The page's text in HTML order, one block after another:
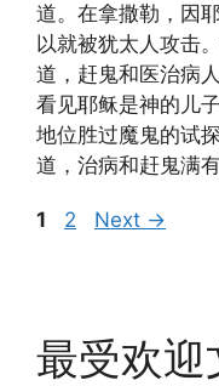
道。在拿撒勒，因
以就被犹太人攻击
道，赶鬼和医治病
看见耶稣是神的儿
地位胜过魔鬼的试
道，治病和赶鬼满
Page
1 Page
2 Next →
最受欢迎